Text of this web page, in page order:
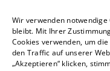
Wir verwenden
bleibt. Mit Ihrer
Cookies verwenden, um
den Traffic auf unserer
„Akzeptieren“ klicken,
Taijiquan & Qigong
DAOCONCEPTS
Versand &